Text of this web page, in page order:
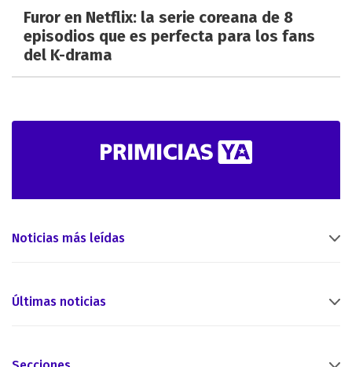
Furor en Netflix: la serie coreana de 8
episodios que es perfecta para los fans
del K-drama
Noticias más leídas
Últimas noticias